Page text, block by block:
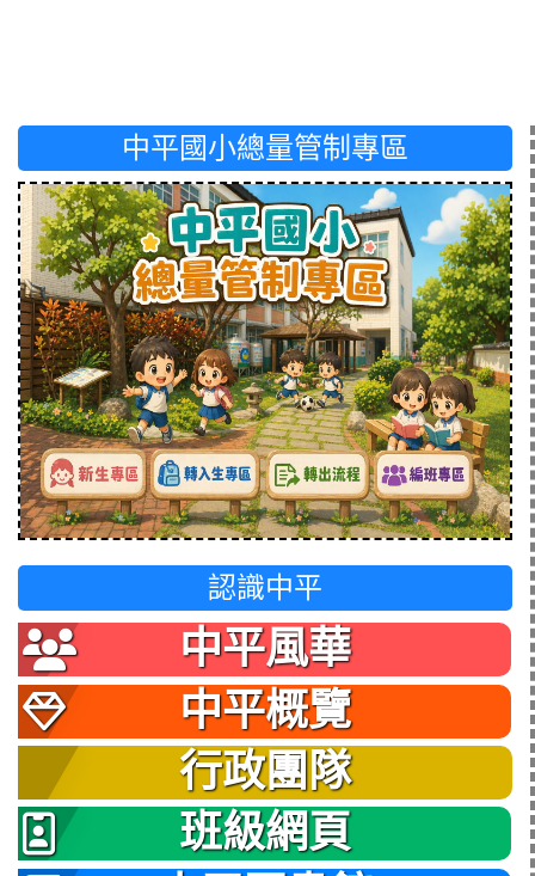
中平國小總量管制專區
認識中平
中平風華
中平概覽
行政團隊
班級網頁